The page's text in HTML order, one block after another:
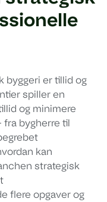
byggeri er tillid og
spiller en
og minimere
bygherre til
kan
strategisk
flere opgaver og